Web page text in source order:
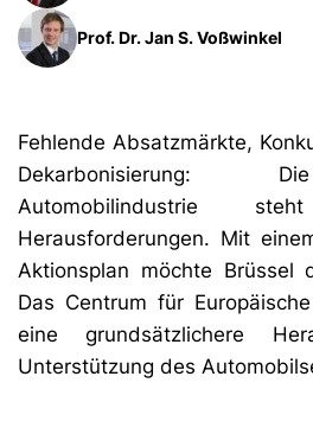
Prof. Dr. Jan S. Voßwinkel
Fehlende Absatzmärkte,
Dekarbonisierung:
Automobilindustrie
Herausforderungen. Mit
Aktionsplan möchte Brüssel
Das Centrum für
eine grundsätzlichere
Unterstützung des